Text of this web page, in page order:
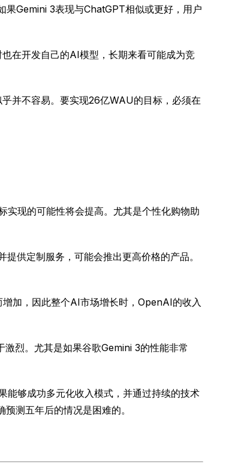
Gemini 3表现与ChatGPT相似或更好，用户
在开发自己的AI模型，长期来看可能成为竞
并不容易。要实现26亿WAU的目标，必须在
实现的可能性将会提高。尤其是个性化购物助
供定制服务，可能会推出更高价格的产品。
加，因此整个AI市场增长时，OpenAI的收入
烈。尤其是如果谷歌Gemini 3的性能非常
能够成功多元化收入模式，并通过持续的技术
测五年后的情况是困难的。